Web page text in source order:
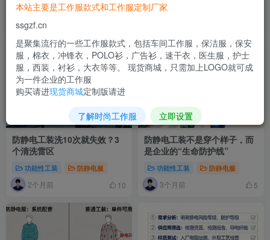
功能性工装 防静电服
2个月前
功能性工装
防静电工装洗10次就失效？3
个清洗雷区
功能性工装 防静电服
2个月前 10
防静电工装不是穿个样子，而
是企业的“生命防护线”
功能性工装 防静电服
3个月前 5
本站主要是工作服款式和工作服定制厂家
ssgzf.cn
是聚集流行的一些工作服款式，包括车间工作服，保洁服，保安
服，棉衣，冲锋衣，POLO衫，广告衫，速干衣，医生服，护士
服，西装，衬衫，大衣等等。 现货商城，只需加上LOGO就可成
为一件企业的工作服
购买请进现货商城定制版请进
了解时尚工作服 立即设置